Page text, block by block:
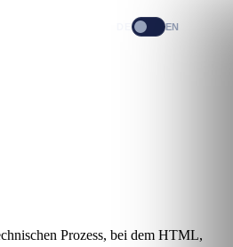
EN
Prozess, bei dem HTML,